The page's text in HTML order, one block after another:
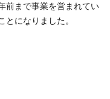
前まで事業を営まれてい
になりました。